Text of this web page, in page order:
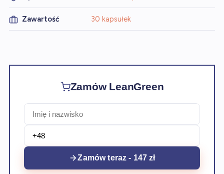
Zawartość 30 kapsułek
Zamów LeanGreen
Zamów teraz - 147 zł